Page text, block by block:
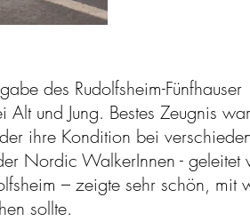
des Rudolfsheim-Fünfhauser
Alt und Jung. Bestes Zeugnis
ihre Kondition bei
Nordic WalkerInnen - geleitet
– zeigte sehr schön, mit
sollte.